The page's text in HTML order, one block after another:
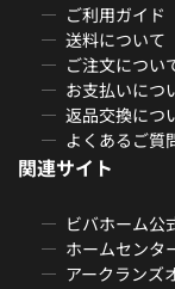
ご利用ガイド
送料について
ご注文につい
お支払いにつ
返品交換につ
よくあるご質
関連サイト
ビバホーム公
ホームセンタ
アークランズ